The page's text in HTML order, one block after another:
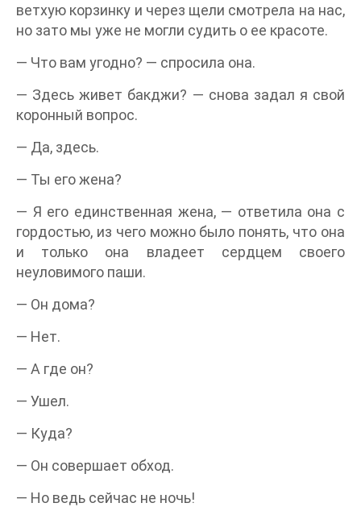
ветхую корзинку и через щели смотрела на нас,
но зато мы уже не могли судить о ее красоте.
— Что вам угодно? — спросила она.
— Здесь живет бакджи? — снова задал я свой
коронный вопрос.
— Да, здесь.
— Ты его жена?
— Я его единственная жена, — ответила она с
гордостью, из чего можно было понять, что она
и только она владеет сердцем своего
неуловимого паши.
— Он дома?
— Нет.
— А где он?
— Ушел.
— Куда?
— Он совершает обход.
— Но ведь сейчас не ночь!